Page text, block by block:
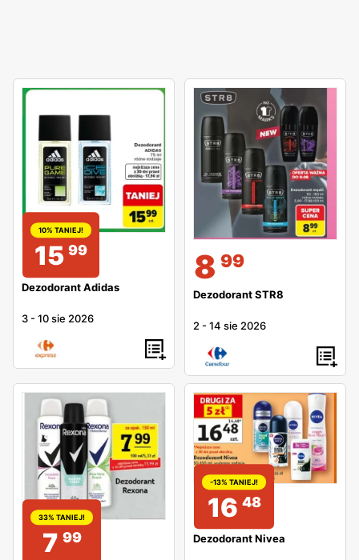
10% TANIEJ!
15 99
Dezodorant Adidas
3 -10 sie 2026
8 99
Dezodorant STR8
2 -14 sie 2026
33% TANIEJ!
7 99
-13% TANIEJ!
16 48
Dezodorant Nivea